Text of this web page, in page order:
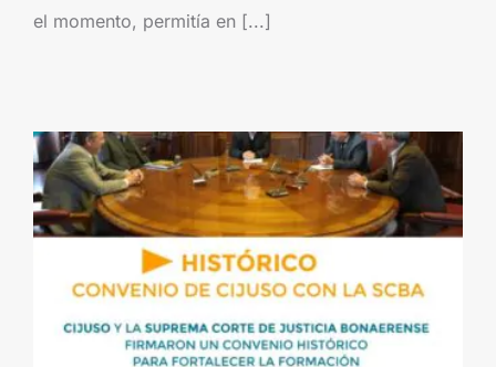
el momento, permitía en [...]